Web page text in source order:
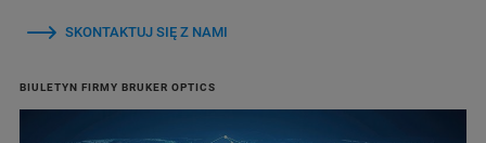
SKONTAKTUJ SIĘ Z NAMI
BIULETYN FIRMY BRUKER OPTICS